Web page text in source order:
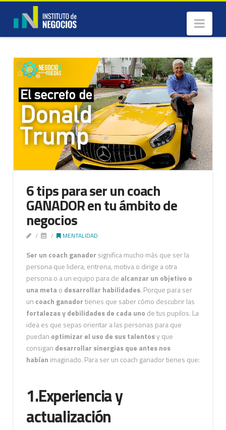
6 tips para ser un coach
GANADOR en tu ámbito de
negocios
MENTALIDAD
Ser un coach ganador significa mucho más que ser la
persona que lidera, entrena, motiva o dirige a otra
persona o a un equipo para de alcanzar un objetivo o
una metao desarrollar habilidades. Porque para ser
un coach ganadortienes que saber cómo descubrir las
fortalezas y debilidades de cada uno de tus pupilos. La
idea es que sepas orientar a las personas para que
puedan optimizar el uso de sus talentosy que
consigan desarrollar sinergias que antes nos
habían imaginado. Para ser un coach ganador tienes que:
1.Experiencia y
actualización